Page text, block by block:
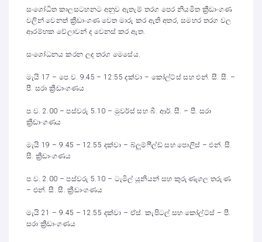
සංශෝධිත කාලසටහනට අනුව ඇතැම් තරග පෙර නියමිත ක්‍රීඩාංගණ
වලින් වෙනත් ක්‍රීඩාංගණ වෙත මාරු කර ඇති අතර, සමහර තරග වල
ආරම්භක වේලාවන් ද වෙනස් කර ඇත.
සංශෝධනය කරන ලද තරග මෙසේය.
මැයි 17 – පෙ.ව. 9.45 – 12.55 දක්වා – කෝල්ට්ස් සහ එන්. සී. සී. –
පී. සරා ක්‍රීඩාංගණය
ප.ව. 2.00 – පස්වරු 5.10 – මුවර්ස් සහ බී. ආර්. සී. – පී. සරා
ක්‍රීඩාංගණය
මැයි 19 – 9.45 – 12.55 දක්වා – බ්ලූම්ෆීල්ඩ් සහ පොලිස් – එන්. සී.
සී. ක්‍රීඩාංගණය
ප.ව. 2.00 – පස්වරු 5.10 – ටැමිල් යූනියන් සහ කුරුණෑගල තරුණ
– එන්. සී. සී. ක්‍රීඩාංගණය
මැයි 21 – 9.45 – 12.55 දක්වා – ඒස්. කැපිටල් සහ කෝල්ට්ස් – පී.
සරා ක්‍රීඩාංගණය